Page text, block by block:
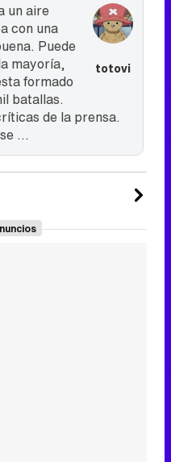
totovi
un aire
con una
Puede
mayoría,
formado
batallas.
de la prensa.
...